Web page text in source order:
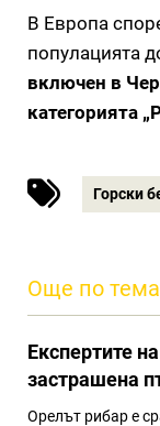
В Европа
популацията
включен в
категорията
Горски
Още по
Eкспертите
застрашена
Орелът рибар е